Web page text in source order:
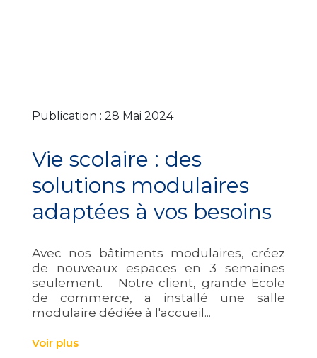
Publication : 28 Mai 2024
Vie scolaire : des
solutions modulaires
adaptées à vos besoins
Avec nos bâtiments modulaires, créez
de nouveaux espaces en 3 semaines
seulement. Notre client, grande Ecole
de commerce, a installé une salle
modulaire dédiée à l'accueil...
Voir plus